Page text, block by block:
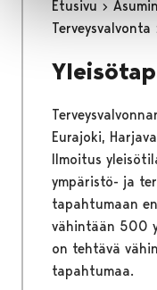
Etusivu
Terveysvalvonta
Eurajoki,
Ilmoitus
ympäristö- ja
tapahtumaan
vähintään 500
on tehtävä
tapahtumaa.